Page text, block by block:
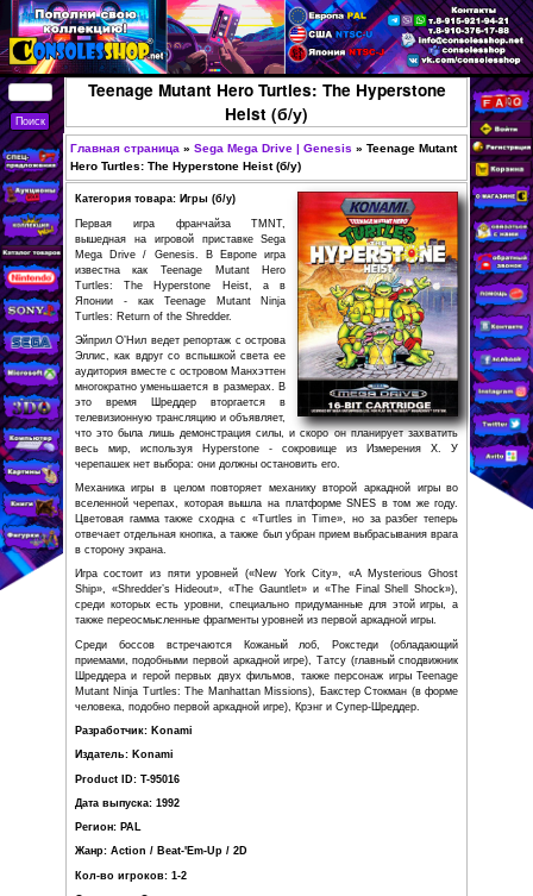
Перейти к основному
содержанию
КУПИТЬ
СОВРЕМЕННЫЕ И
РЕТРО ИГРОВЫЕ
ПРИСТАВКИ,
ИГРЫ, ФИГУРКИ,
РЕДКИЕ
КОЛЛЕКЦИОННЫЕ
ТОВАРЫ В
ИНТЕРНЕТ-
МАГАЗИНЕ
CONSOLESSHOP
Teenage Mutant Hero Turtles: The
Heist (б/у)
Вы здесь
Sega Mega Drive | Genesis »
Hero Turtles: The Hyperstone Heist (б/у)
Категория товара: Игры (б/у)
Первая игра франчайза TMNT,
вышедная на игровой приставке Sega
Mega Drive / Genesis. В Европе игра
известна как Teenage Mutant Hero
Turtles: The Hyperstone Heist, а в
Японии - как Teenage Mutant Ninja
Turtles: Return of the Shredder.
Эйприл О’Нил ведет репортаж с острова
Эллис, как вдруг со вспышкой света ее
аудитория вместе с островом Манхэттен
многократно уменьшается в размерах. В
это время Шреддер вторгается в
телевизионную трансляцию и объявляет,
что это была лишь демонстрация силы, и скоро он
весь мир, используя Hyperstone - сокровище из
черепашек нет выбора: они должны остановить его.
Механика игры в целом повторяет механику второй
отвечает отдельная кнопка, а также был убран прием
в сторону экрана.
Игра состоит из пяти уровней («New York City», «A
также переосмысленные фрагменты уровней из первой